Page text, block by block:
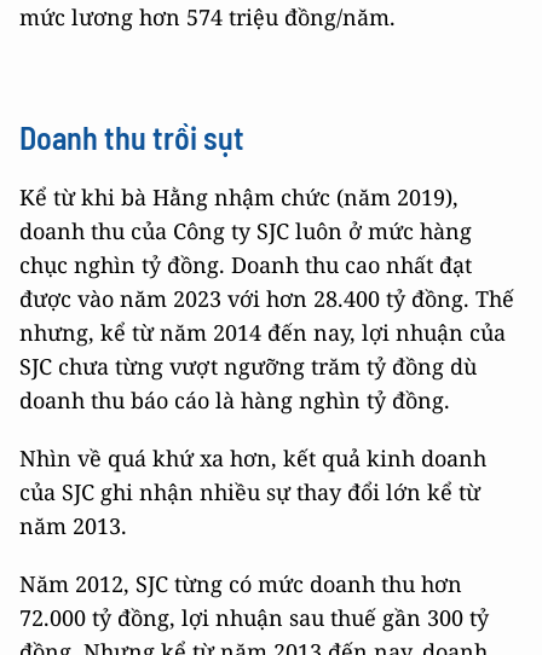
mức lương hơn 574 triệu đồng/năm.
Doanh thu trồi sụt
Kể từ khi bà Hằng nhậm chức (năm 2019),
doanh thu của Công ty SJC luôn ở mức hàng
chục nghìn tỷ đồng. Doanh thu cao nhất đạt
được vào năm 2023 với hơn 28.400 tỷ đồng. Thế
nhưng, kể từ năm 2014 đến nay, lợi nhuận của
SJC chưa từng vượt ngưỡng trăm tỷ đồng dù
doanh thu báo cáo là hàng nghìn tỷ đồng.
Nhìn về quá khứ xa hơn, kết quả kinh doanh
của SJC ghi nhận nhiều sự thay đổi lớn kể từ
năm 2013.
Năm 2012, SJC từng có mức doanh thu hơn
72.000 tỷ đồng, lợi nhuận sau thuế gần 300 tỷ